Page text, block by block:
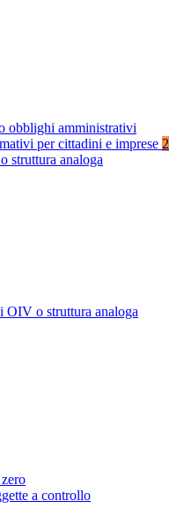
obblighi amministrativi
per cittadini e imprese 2
struttura analoga
OIV o struttura analoga
a controllo